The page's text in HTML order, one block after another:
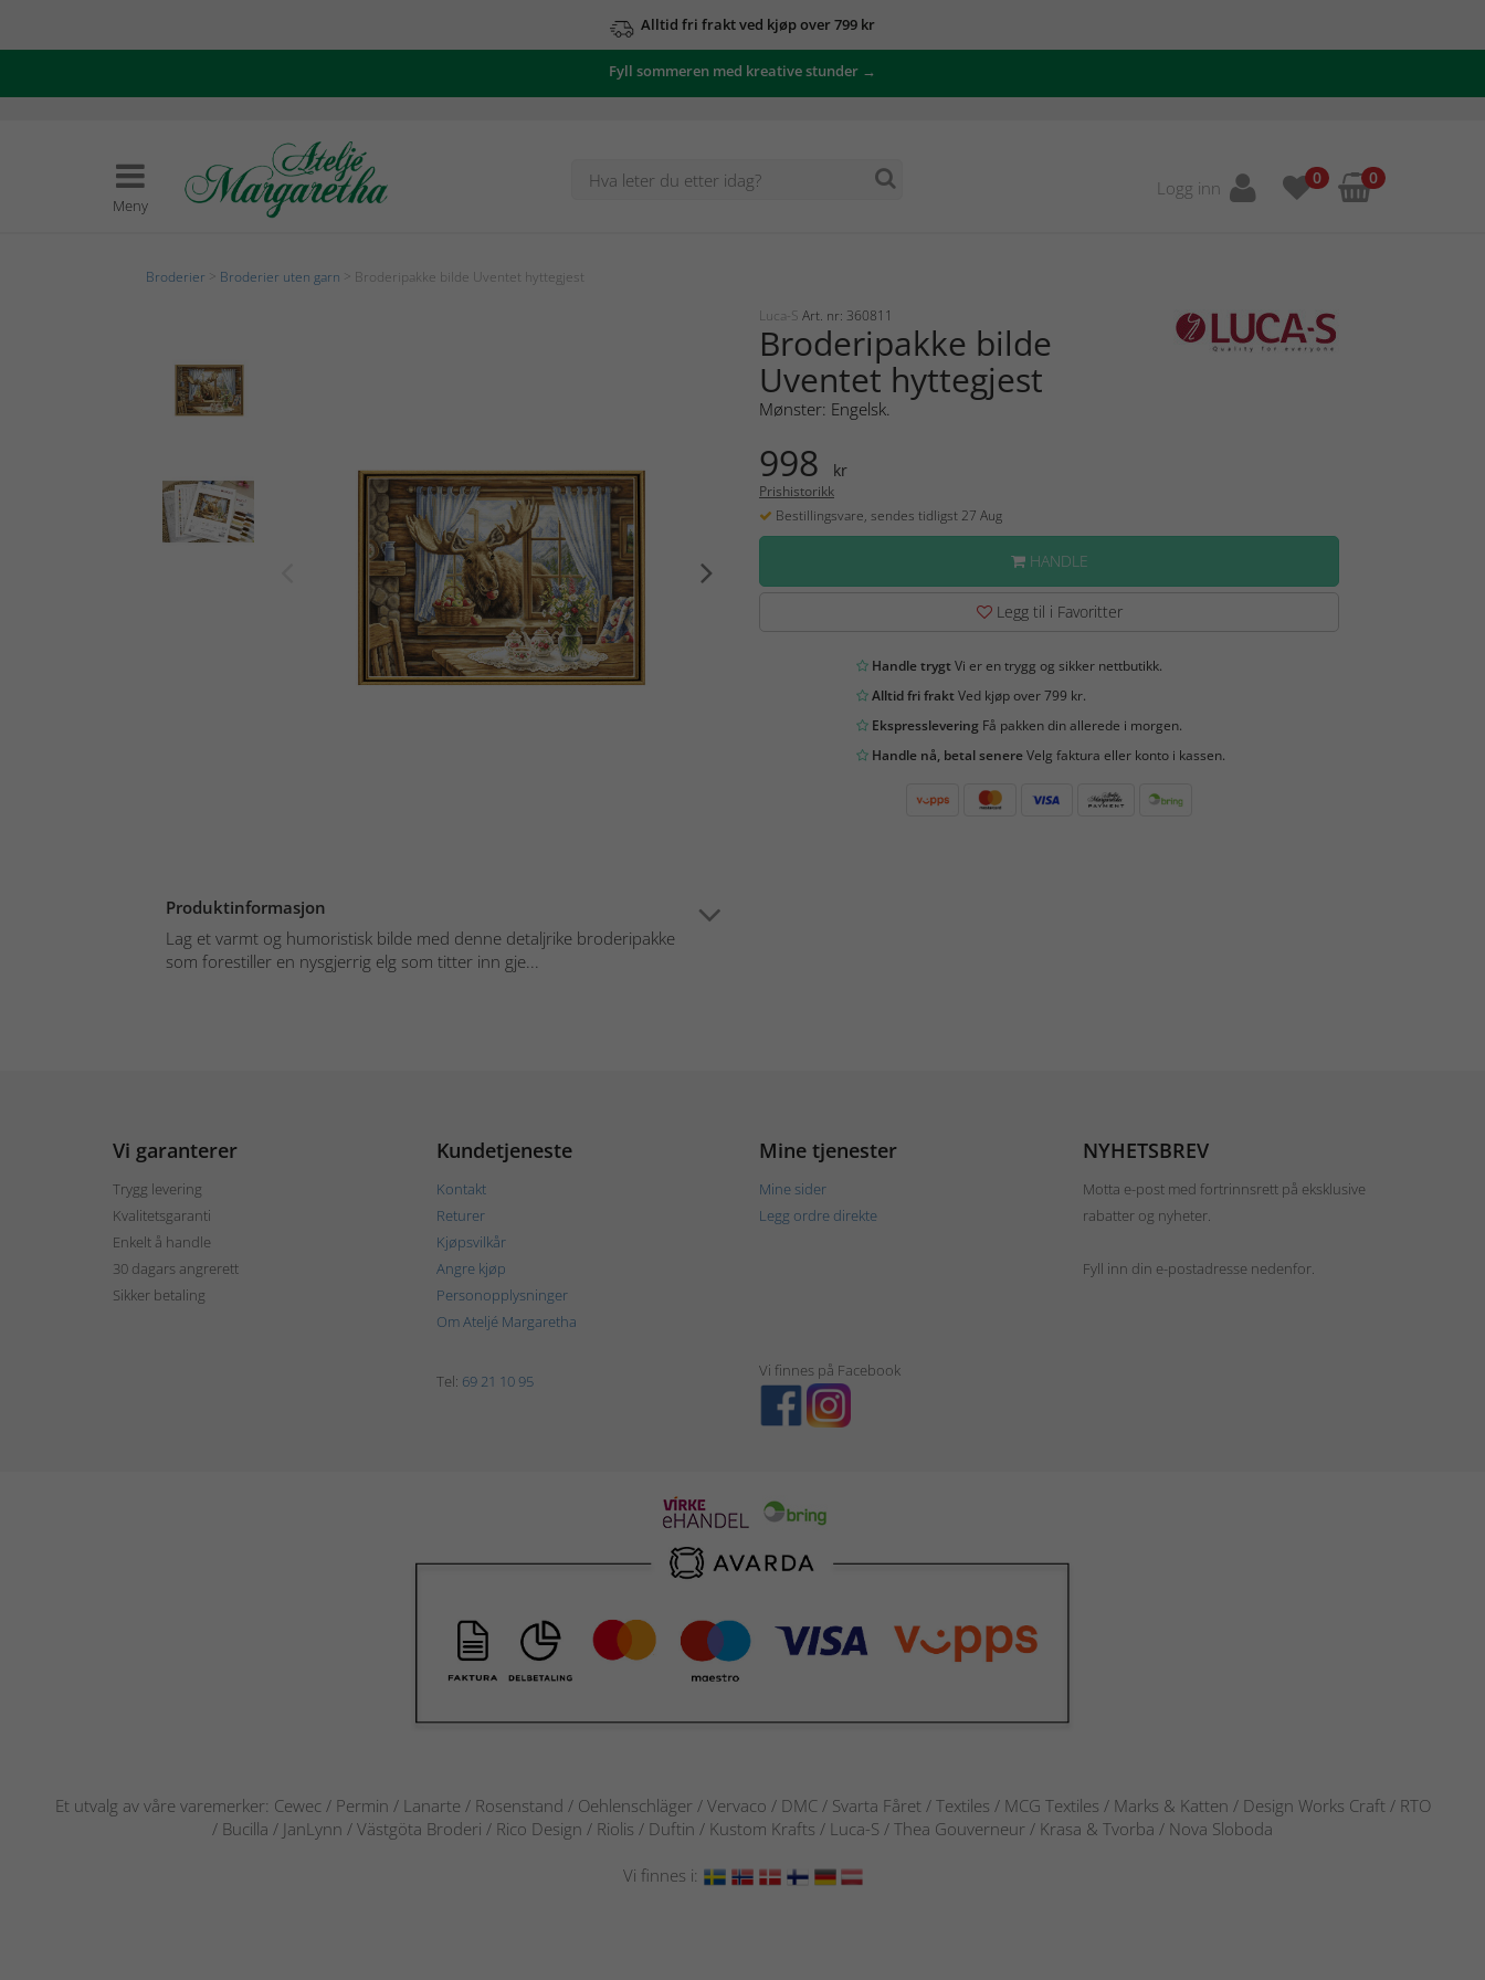
Alltid fri frakt ved kjøp over 799 kr
Fyll sommeren med kreative stunder →
Meny
Logg inn 0 0
Broderier Broderier uten garn > Broderipakke bilde Uventet hyttegjest
Produktinformasjon
Lag et varmt og humoristisk bilde med denne detaljrike broderipakke
som forestiller en nysgjerrig elg som titter inn gje...
Luca-S Art. nr: 360811
Broderipakke bilde
Uventet hyttegjest
Mønster: Engelsk.
998 kr
Prishistorikk
Bestillingsvare, sendes tidligst 27 Aug
HANDLE
Legg til i Favoritter
Handle trygtVi er en trygg og sikker nettbutikk.
Alltid fri fraktVed kjøp over 799 kr.
EkspressleveringFå pakken din allerede i morgen.
Handle nå, betal senereVelg faktura eller konto i kassen.
Vi garanterer
Trygg levering
Kvalitetsgaranti
Enkelt å handle
30 dagars angrerett
Sikker betaling
Kundetjeneste
Kontakt
Returer
Kjøpsvilkår
Angre kjøp
Personopplysninger
Om Ateljé Margaretha
Mine tjenester
Mine sider
Legg ordre direkte
NYHETSBREV
Motta e-post med fortrinnsrett på eksklusive
rabatter og nyheter.
Fyll inn din e-postadresse nedenfor.
Tel: 69 21 10 95
Vi finnes på Facebook
Et utvalg av våre varemerker: Cewec / Permin / Lanarte / Rosenstand / Oehlenschläger / Vervaco / DMC / Svarta Fåret / Textiles / MCG Textiles / Marks & Katten / Design Works Craft / RTO
/ Bucilla / JanLynn / Västgöta Broderi / Rico Design / Riolis / Duftin / Kustom Krafts / Luca-S / Thea Gouverneur / Krasa & Tvorba / Nova Sloboda
Vi finnes i: